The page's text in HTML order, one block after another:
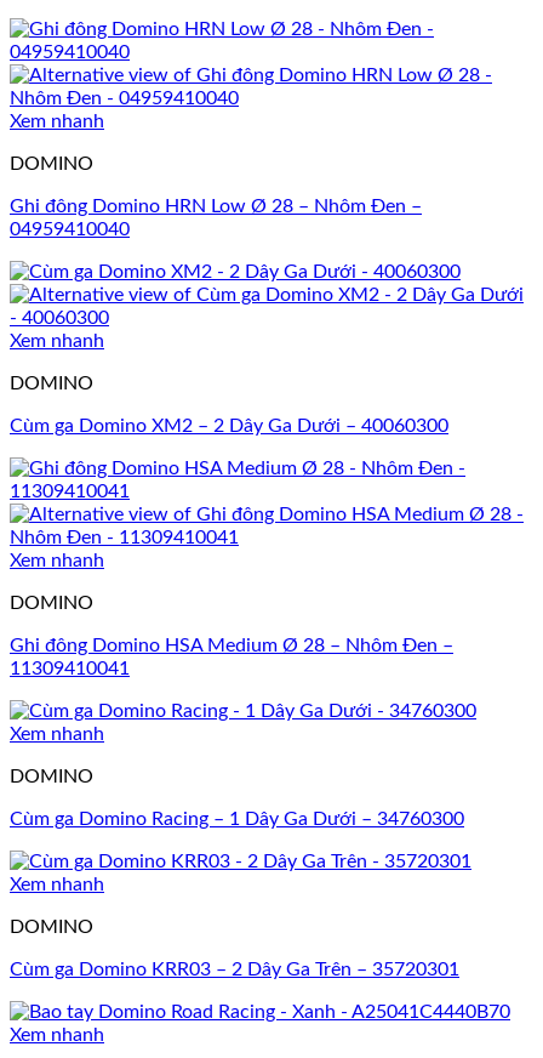
Xem nhanh
DOMINO
Ghi đông Domino HRN Low Ø 28 – Nhôm Đen –
04959410040
Xem nhanh
DOMINO
Cùm ga Domino XM2 – 2 Dây Ga Dưới – 40060300
Xem nhanh
DOMINO
Ghi đông Domino HSA Medium Ø 28 – Nhôm Đen –
11309410041
Xem nhanh
DOMINO
Cùm ga Domino Racing – 1 Dây Ga Dưới – 34760300
Xem nhanh
DOMINO
Cùm ga Domino KRR03 – 2 Dây Ga Trên – 35720301
Xem nhanh